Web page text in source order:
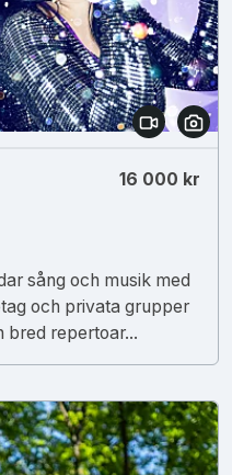
16 000 kr
sång och musik med
och privata grupper
bred repertoar...